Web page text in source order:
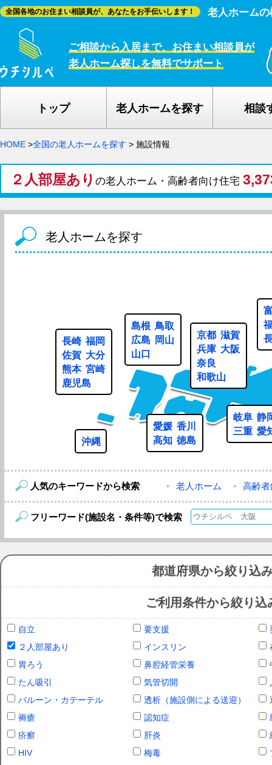
全国各地のお住まい相談員が、あなたをお手伝いします！ 老人ホーム
ご相談から入居まで、お住まい相談員が
老人ホーム探しを無料でサポート
トップ 老人ホームを探す 相談
HOME >全国の老人ホームを探す > 施設情報
２人部屋あり の老人ホーム・高齢者向け住宅
老人ホームを探す
岐阜 静
三重 愛
京都 滋賀
兵庫 大阪
奈良
和歌山
島根 鳥取
広島
岡山
山口
愛媛 香川
高知 徳島
長崎 福岡
佐賀 大分
熊本 宮崎
鹿児島
沖縄
人気のキーワードから検索 老人ホーム 高齢
フリーワード(施設名・条件等)で検索
都道府県から絞り込
ご利用条件から絞り込
自立 要支援
２人部屋あり
インスリン
胃ろう
鼻腔経管栄養
たん吸引
気管切開
バルーン・カテーテル
透析（施設側による送迎）
褥瘡
認知症
疥癬
肝炎
HIV
梅毒